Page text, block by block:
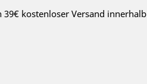
kostenloser Versand innerhalb